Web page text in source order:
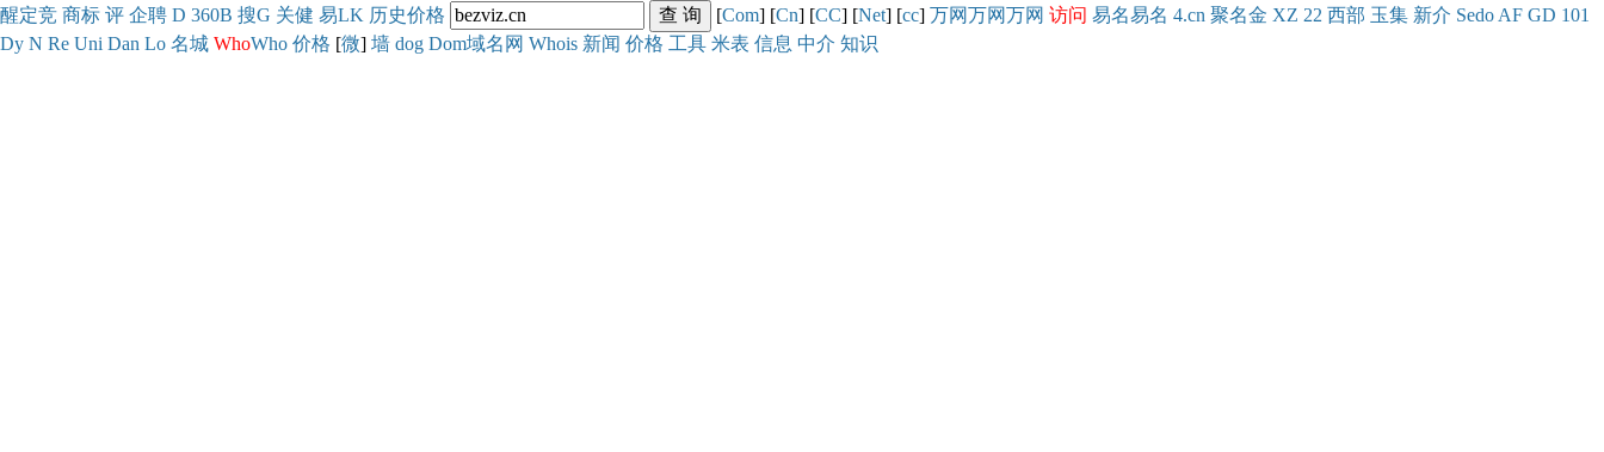
醒定竞 商标 评 企聘 D 360B 搜G 关健 易LK 历史价格 [Com] [Cn] [CC] [Net] [cc] 万网万网万网 访问 易名易名 4.cn 聚名金 XZ 22 西部 玉集 新介 Sedo AF GD 101
Dy N Re Uni Dan Lo 名城 WhoWho 价格 [微] 墙 dog Dom域名网 Whois 新闻 价格 工具 米表 信息 中介 知识